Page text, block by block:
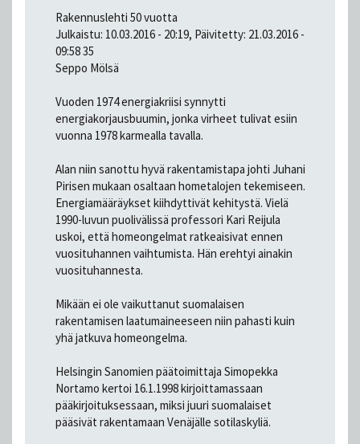
Rakennuslehti 50 vuotta
Julkaistu: 10.03.2016 - 20:19, Päivitetty: 21.03.2016 -
09:58 35
Seppo Mölsä
Vuoden 1974 energiakriisi synnytti
energiakorjausbuumin, jonka virheet tulivat esiin
vuonna 1978 karmealla tavalla.
Alan niin sanottu hyvä rakentamistapa johti Juhani
Pirisen mukaan osaltaan hometalojen tekemiseen.
Energiamääräykset kiihdyttivät kehitystä. Vielä
1990-luvun puolivälissä professori Kari Reijula
uskoi, että homeongelmat ratkeaisivat ennen
vuosituhannen vaihtumista. Hän erehtyi ainakin
vuosituhannesta.
Mikään ei ole vaikuttanut suomalaisen
rakentamisen laatumaineeseen niin pahasti kuin
yhä jatkuva homeongelma.
Helsingin Sanomien päätoimittaja Simopekka
Nortamo kertoi 16.1.1998 kirjoittamassaan
pääkirjoituksessaan, miksi juuri suomalaiset
pääsivät rakentamaan Venäjälle sotilaskyliä.